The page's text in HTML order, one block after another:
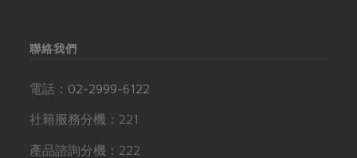
聯絡我們
電話： 02-2999-6122
社籍服務分機：221
產品諮詢分機：222